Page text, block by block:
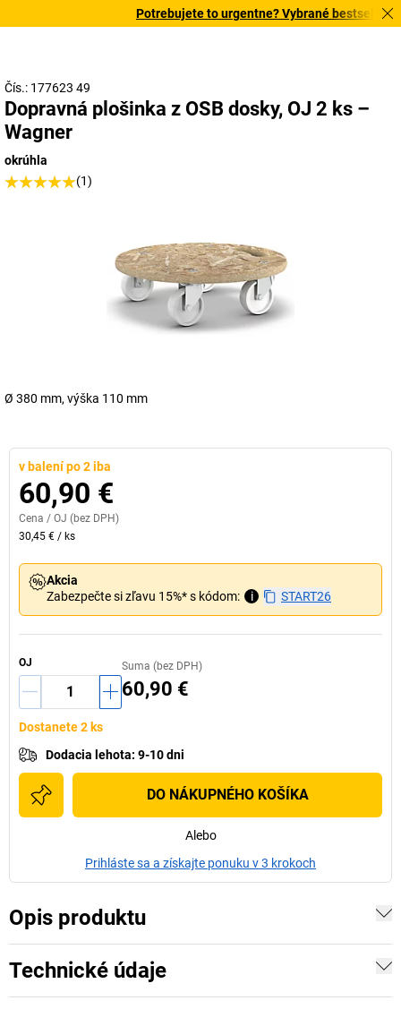
Potrebujete to urgentne? Vybrané bestsellery
Čís.: 177623 49
Dopravná plošinka z OSB dosky, OJ 2 ks –
Wagner
okrúhla
(1)
Ø 380 mm, výška 110 mm
v balení po 2 iba
60,90 €
Cena / OJ (bez DPH)
30,45 € / ks
Akcia
Zabezpečte si zľavu 15%* s kódom:
i START26
OJ Suma (bez DPH)
60,90 €
Dostanete 2 ks
Dodacia lehota: 9-10 dni
DO NÁKUPNÉHO KOŠÍKA
Alebo
Prihláste sa a získajte ponuku v 3 krokoch
Opis produktu
Technické údaje